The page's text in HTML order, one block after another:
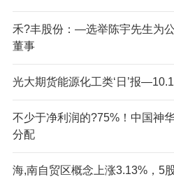
禾?丰股份：—选举陈宇先生为
董事
光大期货能源化工类‘日’报
不少于净利润的?75%！中国神
分配
海,南自贸区概念上涨3.13%，5